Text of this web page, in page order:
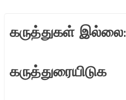
கருத்துகள் இல்லை:
கருத்துரையிடுக